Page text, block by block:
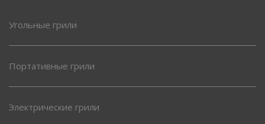
Угольные грили
Портативные грили
Электрические грили